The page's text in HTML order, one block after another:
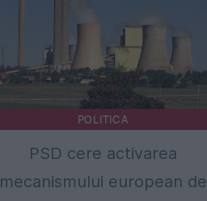
POLITICA
PSD cere activarea
mecanismului european de